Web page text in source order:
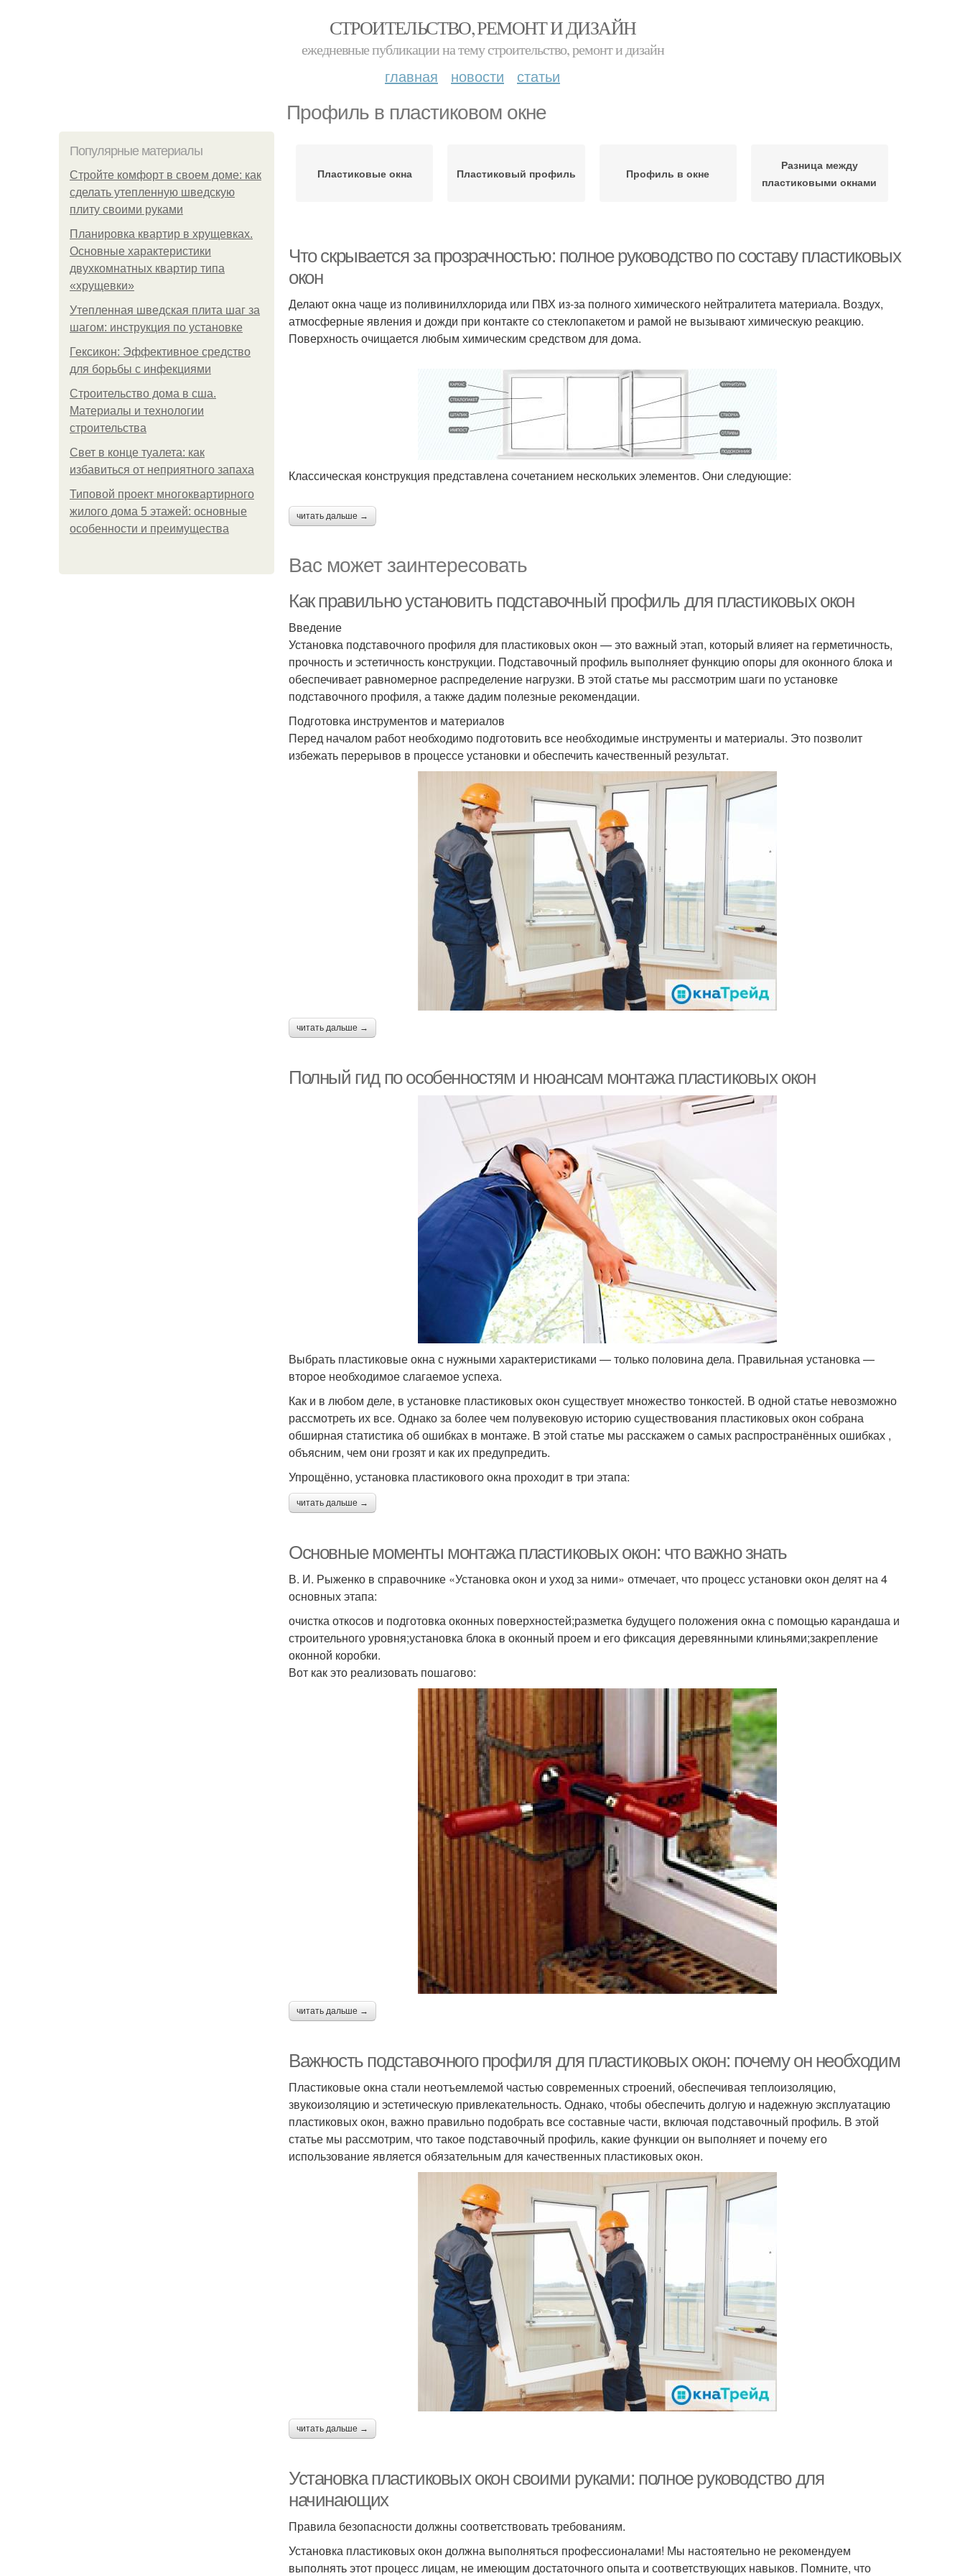
СТРОИТЕЛЬСТВО, РЕМОНТ И ДИЗАЙН
ежедневные публикации на тему строительство, ремонт и дизайн
главная новости статьи
Профиль в пластиковом окне
Популярные материалы
Стройте комфорт в своем доме: как
сделать утепленную шведскую
плиту своими руками
Планировка квартир в хрущевках.
Основные характеристики
двухкомнатных квартир типа
«хрущевки»
Утепленная шведская плита шаг за
шагом: инструкция по установке
Гексикон: Эффективное средство
для борьбы с инфекциями
Строительство дома в сша.
Материалы и технологии
строительства
Свет в конце туалета: как
избавиться от неприятного запаха
Типовой проект многоквартирного
жилого дома 5 этажей: основные
особенности и преимущества
Пластиковые окна Пластиковый профиль Профиль в окне
Разница между
пластиковыми окнами
Что скрывается за прозрачностью: полное руководство по составу пластиковых
окон
Делают окна чаще из поливинилхлорида или ПВХ из-за полного химического нейтралитета материала. Воздух,
атмосферные явления и дожди при контакте со стеклопакетом и рамой не вызывают химическую реакцию.
Поверхность очищается любым химическим средством для дома.
Классическая конструкция представлена сочетанием нескольких элементов. Они следующие:
читать дальше →
Вас может заинтересовать
Как правильно установить подставочный профиль для пластиковых окон
Введение
Установка подставочного профиля для пластиковых окон — это важный этап, который влияет на герметичность,
прочность и эстетичность конструкции. Подставочный профиль выполняет функцию опоры для оконного блока и
обеспечивает равномерное распределение нагрузки. В этой статье мы рассмотрим шаги по установке
подставочного профиля, а также дадим полезные рекомендации.
Подготовка инструментов и материалов
Перед началом работ необходимо подготовить все необходимые инструменты и материалы. Это позволит
избежать перерывов в процессе установки и обеспечить качественный результат.
читать дальше →
Полный гид по особенностям и нюансам монтажа пластиковых окон
Выбрать пластиковые окна с нужными характеристиками — только половина дела. Правильная установка —
второе необходимое слагаемое успеха.
Как и в любом деле, в установке пластиковых окон существует множество тонкостей. В одной статье невозможно
рассмотреть их все. Однако за более чем полувековую историю существования пластиковых окон собрана
обширная статистика об ошибках в монтаже. В этой статье мы расскажем о самых распространённых ошибках ,
объясним, чем они грозят и как их предупредить.
Упрощённо, установка пластикового окна проходит в три этапа:
читать дальше →
Основные моменты монтажа пластиковых окон: что важно знать
В. И. Рыженко в справочнике «Установка окон и уход за ними» отмечает, что процесс установки окон делят на 4
основных этапа:
очистка откосов и подготовка оконных поверхностей;разметка будущего положения окна с помощью карандаша и
строительного уровня;установка блока в оконный проем и его фиксация деревянными клиньями;закрепление
оконной коробки.
Вот как это реализовать пошагово:
читать дальше →
Важность подставочного профиля для пластиковых окон: почему он необходим
Пластиковые окна стали неотъемлемой частью современных строений, обеспечивая теплоизоляцию,
звукоизоляцию и эстетическую привлекательность. Однако, чтобы обеспечить долгую и надежную эксплуатацию
пластиковых окон, важно правильно подобрать все составные части, включая подставочный профиль. В этой
статье мы рассмотрим, что такое подставочный профиль, какие функции он выполняет и почему его
использование является обязательным для качественных пластиковых окон.
читать дальше →
Установка пластиковых окон своими руками: полное руководство для
начинающих
Правила безопасности должны соответствовать требованиям.
Установка пластиковых окон должна выполняться профессионалами! Мы настоятельно не рекомендуем
выполнять этот процесс лицам, не имеющим достаточного опыта и соответствующих навыков. Помните, что